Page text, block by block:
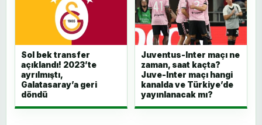
Sol bek transfer
açıklandı! 2023’te
ayrılmıştı,
Galatasaray’a geri
döndü
Juventus-Inter maçı ne
zaman, saat kaçta?
Juve-Inter maçı hangi
kanalda ve Türkiye’de
yayınlanacak mı?